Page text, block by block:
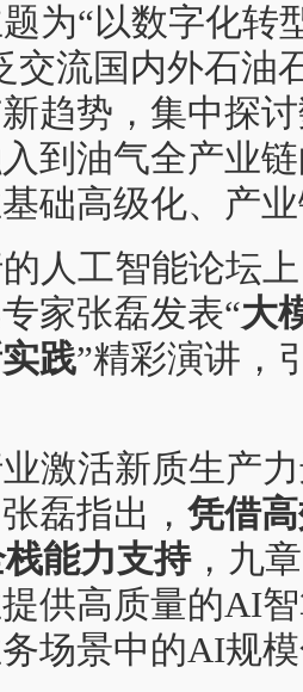
为“以数字化转
交流国内外石油
趋势，集中探
到油气全产业
础高级化、产
人工智能论坛
家张磊发表“大
践”精彩演讲，
激活新质生产
磊指出， 凭借
能力支持，九
供高质量的AI
场景中的AI规